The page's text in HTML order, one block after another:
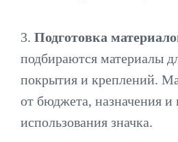
3. Подготовка
подбираются материалы
покрытия и креплений.
от бюджета, назначения и
использования значка.